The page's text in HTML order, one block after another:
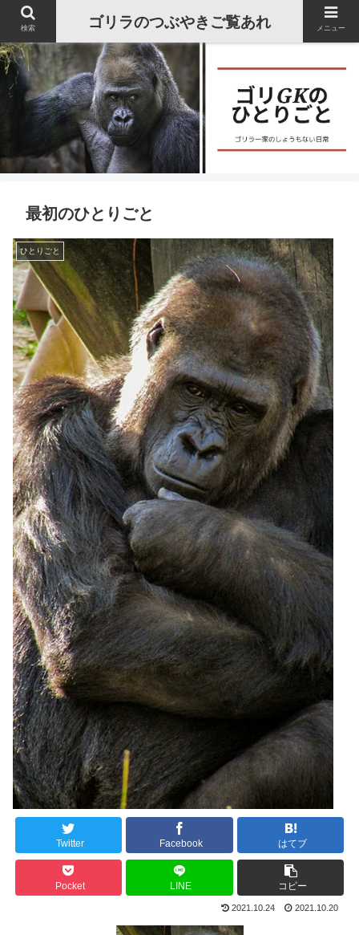
最初のひとりごと
ひとりごと
Twitter Facebook はてブ
Pocket LINE コピー
2021.10.24 2021.10.20
検索 ゴリラのつぶやきご覧あれ メニュー